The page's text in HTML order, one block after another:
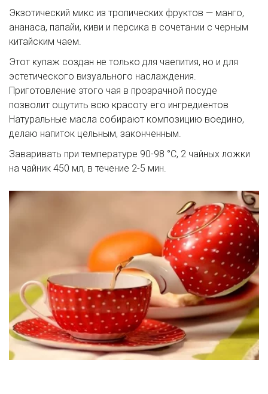
Экзотический микс из тропических фруктов — манго,
ананаса, папайи, киви и персика в сочетании с черным
китайским чаем.
Этот купаж создан не только для чаепития, но и для
эстетического визуального наслаждения.
Приготовление этого чая в прозрачной посуде
позволит ощутить всю красоту его ингредиентов
Натуральные масла собирают композицию воедино,
делаю напиток цельным, законченным.
Заваривать при температуре 90-98 °C, 2 чайных ложки
на чайник 450 мл, в течение 2-5 мин.